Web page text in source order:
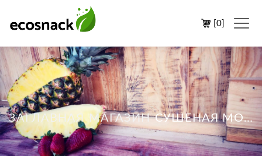
[0]
ЗАГЛАВНАЯ МАГАЗИН СУШЕНАЯ МОРКОВЬ 50Г